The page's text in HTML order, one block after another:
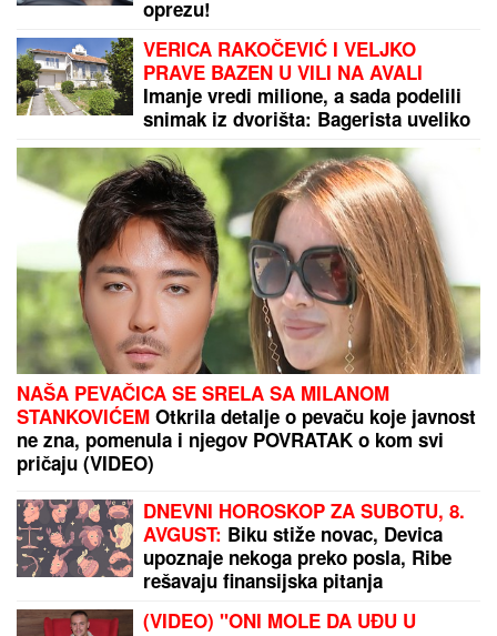
"VOLIM STARIJE DEVOJKE"
Viktor progovorili o PRESELJENJU I
BRAKU, pa OPLELI po rijaliti
učesnicima: "Ledena kraljica je
opelješila deda Daneta (VIDEO)
SKANDAL UŽIVO U PROGRAMU!
Aneli Ahmić oplela po Asminovoj
porodici: "OLOŠI JEDNI,
MONSTRUMI!" Mustafa odmah
uzvratio NIKAD JEZIVIJOM
OPTUŽBOM!
DRAMA NA AUTO-PUTU KOD NIŠA
automobil, saobraćaj BLOKIRAN (VIDEO)
"DA TI UNIŠTIM I OVAJ BRAK, PA TE
OTERAM U DOM ZA MAJKE SA
DECOM KOJE NEMAJU ZA ŽIVOT" U
jeku pretnji ženi Slobe Radanovića,